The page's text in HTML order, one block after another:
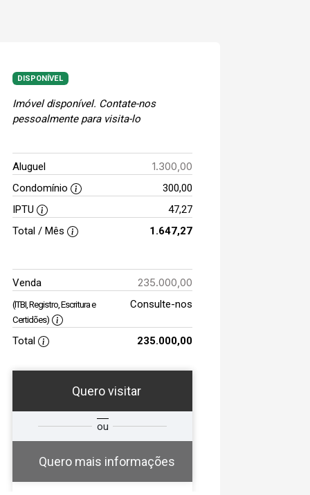
DISPONÍVEL
Imóvel disponível. Contate-nos
pessoalmente para visita-lo
Aluguel 1.300,00
Condomínio
300,00
IPTU
47,27
Total / Mês
1.647,27
Venda 235.000,00
(ITBI, Registro, Escritura e
Certidões)
Consulte-nos
Total 235.000,00
Quero visitar
ou
Quero mais informações
Deseja
Comprar
ou
Alugar
?